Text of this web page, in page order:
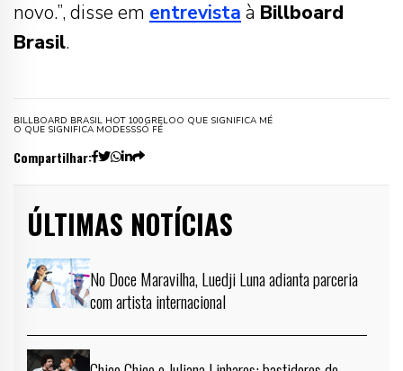
novo.”, disse em entrevista à Billboard
Brasil.
BILLBOARD BRASIL HOT 100GRELOO QUE SIGNIFICA MÉ
O QUE SIGNIFICA MODESSSÓ FÉ
Compartilhar:
ÚLTIMAS NOTÍCIAS
No Doce Maravilha, Luedji Luna adianta parceria
com artista internacional